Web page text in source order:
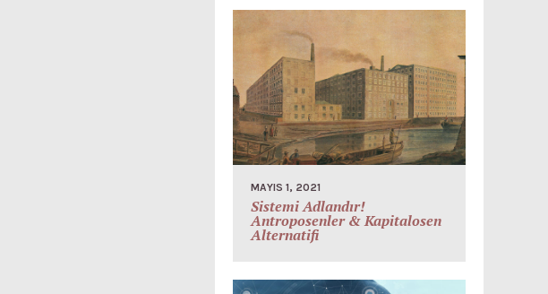
MAYIS 1, 2021
Sistemi Adlandır!
Antroposenler & Kapitalosen
Alternatifi